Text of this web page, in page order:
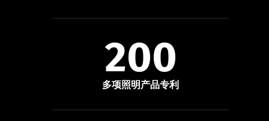
200
多项照明产品专利